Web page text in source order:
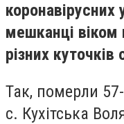
мешканці віком
різних куточків
Так, померли
с. Кухітська